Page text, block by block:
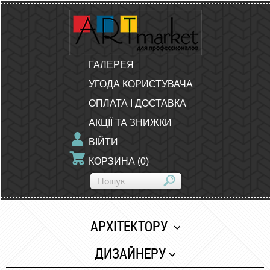
ГАЛЕРЕЯ
УГОДА КОРИСТУВАЧА
ОПЛАТА І ДОСТАВКА
АКЦІЇ ТА ЗНИЖКИ
ВІЙТИ
КОРЗИНА (0)
АРХІТЕКТОРУ
Папір
ДИЗАЙНЕРУ